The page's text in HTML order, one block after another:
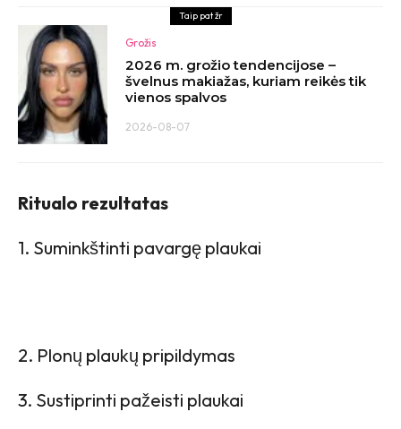
Taip pat žr
Grožis
2026 m. grožio tendencijose –
švelnus makiažas, kuriam reikės tik
vienos spalvos
2026-08-07
Ritualo rezultatas
1. Suminkštinti pavargę plaukai
2. Plonų plaukų pripildymas
3. Sustiprinti pažeisti plaukai